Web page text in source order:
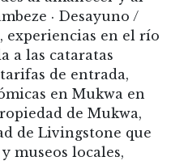
· Desayuno /
experiencias en el río
a las cataratas
de entrada,
en Mukwa en
de Mukwa,
de Livingstone que
museos locales,